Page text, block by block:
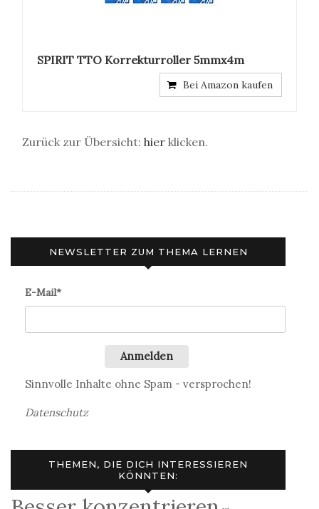
SPIRIT TTO Korrekturroller 5mmx4m
Bei Amazon kaufen
Zurück zur Übersicht: hier klicken.
NEWSLETTER ZUM THEMA LERNEN
E-Mail*
Anmelden
Sinnvolle Inhalte ohne Spam - versprochen!
Datenschutz
THEMEN, DIE DICH INTERESSIEREN
KÖNNTEN: